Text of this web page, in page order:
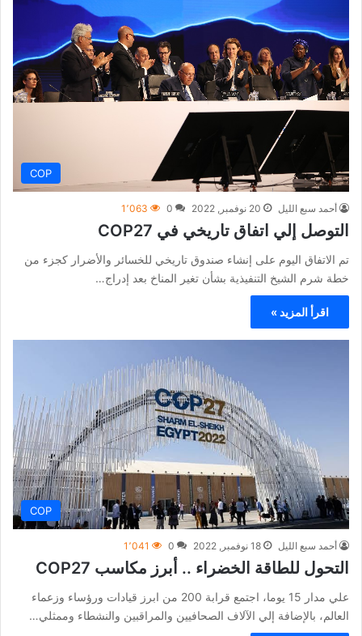
COP
أحمد سبع الليل 20 نوفمبر, 2022 0 1٬063
التوصل إلي اتفاق تاريخي في COP27
تم الاتفاق اليوم على إنشاء صندوق تاريخي للخسائر والأضرار كجزء من
خطة شرم الشيخ التنفيذية بشأن تغير المناخ بعد إدراج…
اقرأ المزيد »
COP
أحمد سبع الليل 18 نوفمبر, 2022 0 1٬041
التحول للطاقة الخضراء .. أبرز مكاسب COP27
علي مدار 15 يوما، اجتمع قرابة 200 من ابرز قيادات ورؤساء وزعماء
العالم، بالإضافة إلي الآلاف الصحافيين والمراقبين والنشطاء وممثلي…